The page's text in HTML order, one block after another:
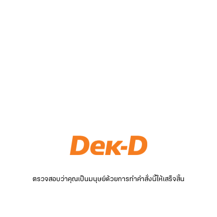
ตรวจสอบว่าคุณเป็นมนุษย์ด้วยการทำคำสั่งนี้ให้เสร็จสิ้น